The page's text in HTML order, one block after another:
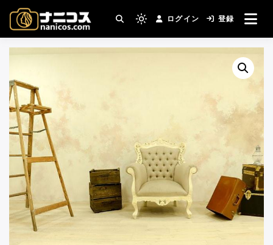
テ
へ
ス
キ
ッ
nanicos－コスプレイヤ
ーさんとカメラマンさん
がつながるコスプレ撮影
撮影場所・スタジオがすぐ見つかる。コスプ
レ撮影主催者の強い味方！
Light
mode
ログイン 登録